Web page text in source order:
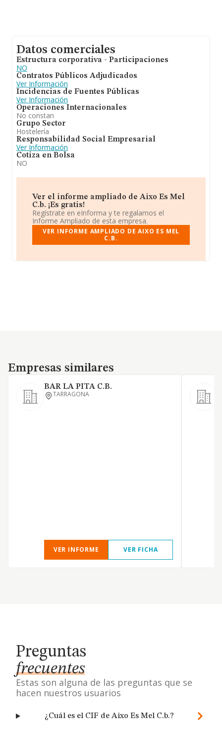
Datos comerciales
Estructura corporativa - Participaciones
NO
Contratos Públicos Adjudicados
Ver Información
Incidencias de Fuentes Públicas
Ver Información
Operaciones Internacionales
No constan
Grupo Sector
Hostelería
Responsabilidad Social Empresarial
Ver Información
Cotiza en Bolsa
NO
Ver el informe ampliado de Aixo Es Mel
C.b. ¡Es gratis!
Regístrate en eInforma y te regalamos el
Informe Ampliado de esta empresa.
VER INFORME AMPLIADO DE AIXO ES MEL
C.B.
Empresas similares
Empresas similares
BAR LA PITA C.B.
TARRAGONA
VER INFORME VER FICHA
Preguntas
frecuentes
Estas son alguna de las preguntas que se
hacen nuestros usuarios
¿Cuál es el CIF de Aixo Es Mel C.b.?